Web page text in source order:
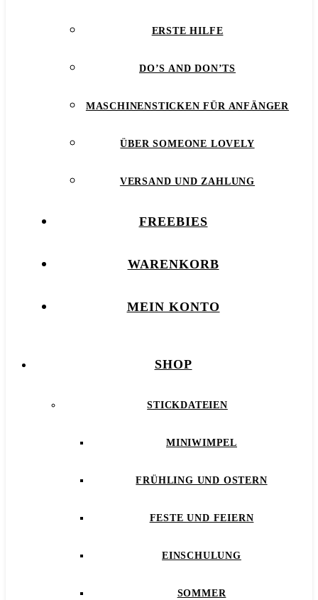
ERSTE HILFE
DO’S AND DON’TS
MASCHINENSTICKEN FÜR ANFÄNGER
ÜBER SOMEONE LOVELY
VERSAND UND ZAHLUNG
FREEBIES
WARENKORB
MEIN KONTO
SHOP
STICKDATEIEN
MINIWIMPEL
FRÜHLING UND OSTERN
FESTE UND FEIERN
EINSCHULUNG
SOMMER